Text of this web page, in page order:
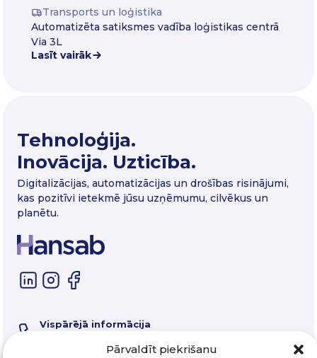
Pārvaldīt piekrišanu
Transports un loģistika
Automatizēta satiksmes vadība loģistikas centrā
Via 3L
Lasīt vairāk
Tehnoloģija.
Inovācija. Uzticība.
Digitalizācijas, automatizācijas un drošības risinājumi,
kas pozitīvi ietekmē jūsu uzņēmumu, cilvēkus un
planētu.
Vispārējā informācija
Servisa tālrunis